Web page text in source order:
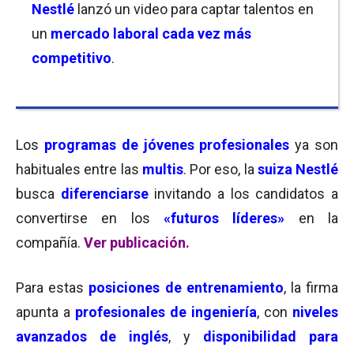
Nestlé lanzó un video para captar talentos en
un mercado laboral cada vez más
competitivo.
Los programas de jóvenes profesionales ya son
habituales entre las multis. Por eso, la suiza Nestlé
busca diferenciarseinvitando a los candidatos a
convertirse en los «futuros líderes» en la
compañía. Ver publicación.
Para estas posiciones de entrenamiento, la firma
apunta a profesionales de ingeniería, con niveles
avanzados de inglés, y disponibilidad para